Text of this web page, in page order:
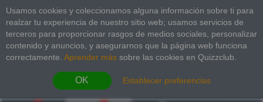
Usamos cookies y coleccionamos alguna información sobre ti para
realzar tu experiencia de nuestro sitio web; usamos servicios de
terceros para proporcionar rasgos de medios sociales, personalizar
contenido y anuncios, y asegurarnos que la página web funciona
correctamente. Aprender más sobre las cookies en Quizzclub.
OK Establecer preferencias